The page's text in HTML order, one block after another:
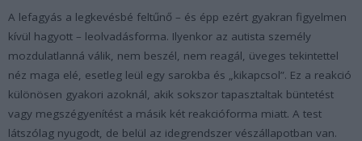
A lefagyás a legkevésbé feltűnő – és épp ezért gyakran figyelmen
kívül hagyott – leolvadásforma. Ilyenkor az autista személy
mozdulatlanná válik, nem beszél, nem reagál, üveges tekintettel
néz maga elé, esetleg leül egy sarokba és „kikapcsol”. Ez a reakció
különösen gyakori azoknál, akik sokszor tapasztaltak büntetést
vagy megszégyenítést a másik két reakcióforma miatt. A test
látszólag nyugodt, de belül az idegrendszer vészállapotban van.